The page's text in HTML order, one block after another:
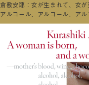
倉敷安耶：女が生まれて、女
アルコール、アルコール、アル